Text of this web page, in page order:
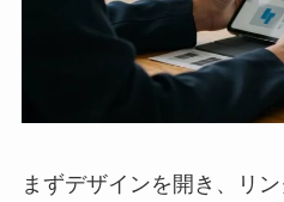
まずデザインを開き、リ